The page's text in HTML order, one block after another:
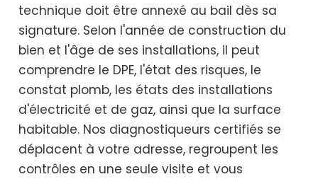
technique doit être annexé au bail dès sa
signature. Selon l'année de construction du
bien et l'âge de ses installations, il peut
comprendre le DPE, l'état des risques, le
constat plomb, les états des installations
d'électricité et de gaz, ainsi que la surface
habitable. Nos diagnostiqueurs certifiés se
déplacent à votre adresse, regroupent les
contrôles en une seule visite et vous